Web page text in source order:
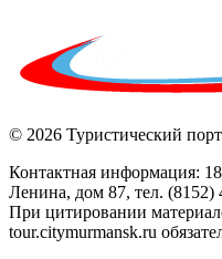
© 2026 Туристический
Контактная информация:
Ленина, дом 87, тел. (8152)
При цитировании
tour.citymurmansk.ru